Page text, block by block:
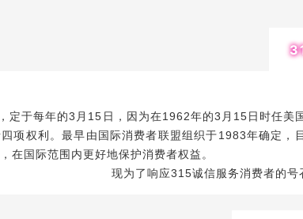
定于每年的3月15日，因为在1962年的3月15日时任美
项权利。最早由国际消费者联盟组织于1983年确定，
在国际范围内更好地保护消费者权益。
现为了响应315诚信服务消费者的号